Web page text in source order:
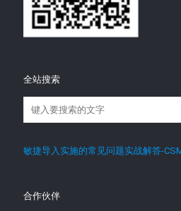
全站搜索
敏捷导入实施的常见问题实战解答-
合作伙伴